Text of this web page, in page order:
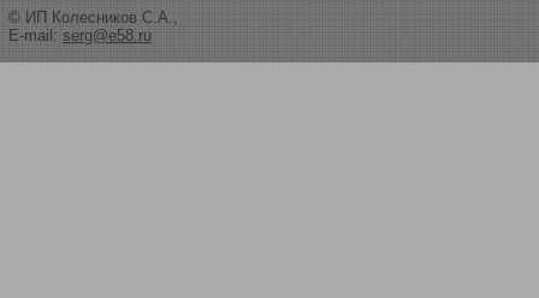
© ИП Колесников С.А.,
E-mail: serg@e58.ru